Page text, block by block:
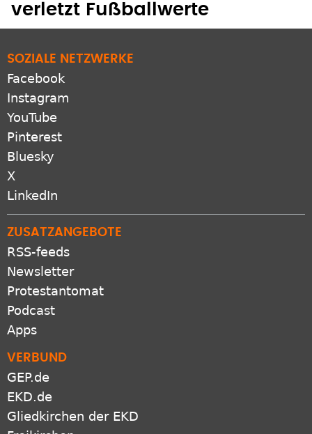
verletzt Fußballwerte
SOZIALE NETZWERKE
Facebook
Instagram
YouTube
Pinterest
Bluesky
X
LinkedIn
ZUSATZANGEBOTE
RSS-feeds
Newsletter
Protestantomat
Podcast
Apps
VERBUND
GEP.de
EKD.de
Gliedkirchen der EKD